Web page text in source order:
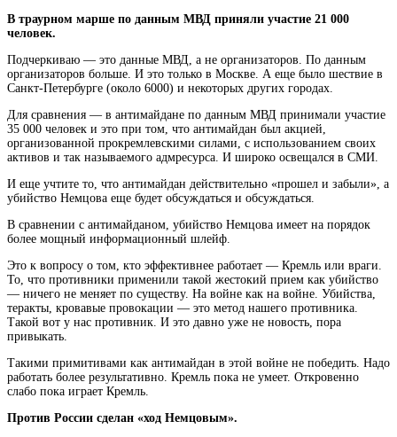
В траурном марше по данным МВД приняли участие 21 000
человек.
Подчеркиваю — это данные МВД, а не организаторов. По данным
организаторов больше. И это только в Москве. А еще было шествие в
Санкт-Петербурге (около 6000) и некоторых других городах.
Для сравнения — в антимайдане по данным МВД принимали участие
35 000 человек и это при том, что антимайдан был акцией,
организованной прокремлевскими силами, с использованием своих
активов и так называемого адмресурса. И широко освещался в СМИ.
И еще учтите то, что антимайдан действительно «прошел и забыли», а
убийство Немцова еще будет обсуждаться и обсуждаться.
В сравнении с антимайданом, убийство Немцова имеет на порядок
более мощный информационный шлейф.
Это к вопросу о том, кто эффективнее работает — Кремль или враги.
То, что противники применили такой жестокий прием как убийство
— ничего не меняет по существу. На войне как на войне. Убийства,
теракты, кровавые провокации — это метод нашего противника.
Такой вот у нас противник. И это давно уже не новость, пора
привыкать.
Такими примитивами как антимайдан в этой войне не победить. Надо
работать более результативно. Кремль пока не умеет. Откровенно
слабо пока играет Кремль.
Против России сделан «ход Немцовым».